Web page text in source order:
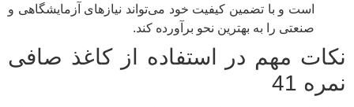
است و با تضمین کیفیت خود می‌تواند نیازهای آزمایشگاهی و
صنعتی را به بهترین نحو برآورده کند.
نکات مهم در استفاده از کاغذ صافی
نمره 41